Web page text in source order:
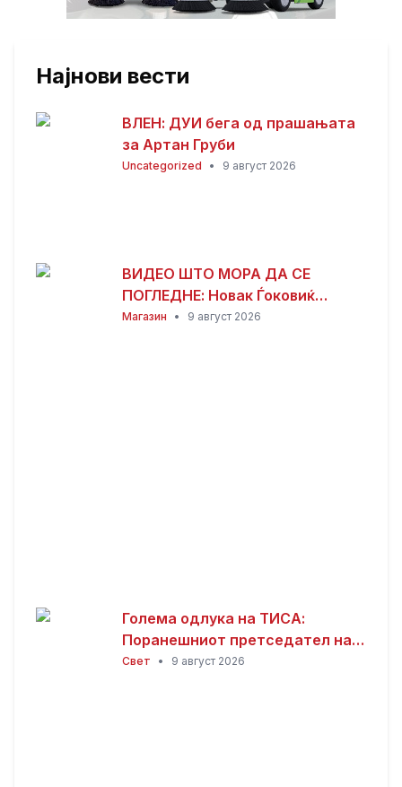
Најнови вести
ВЛЕН: ДУИ бега од прашањата
за Артан Груби
Uncategorized • 9 август 2026
ВИДЕО ШТО МОРА ДА СЕ
ПОГЛЕДНЕ: Новак Ѓоковиќ
направи шоу на концертот на
Магазин • 9 август 2026
Голема одлука на ТИСА:
Поранешниот претседател на
Врховниот суд Андраш Бака
Свет • 9 август 2026